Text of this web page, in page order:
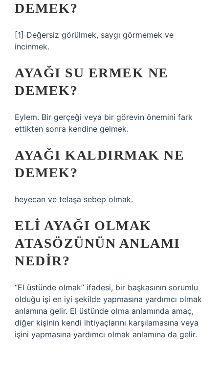
DEMEK?
[1] Değersiz görülmek, saygı görmemek ve
incinmek.
AYAĞI SU ERMEK NE
DEMEK?
Eylem. Bir gerçeği veya bir görevin önemini fark
ettikten sonra kendine gelmek.
AYAĞI KALDIRMAK NE
DEMEK?
heyecan ve telaşa sebep olmak.
ELI AYAĞI OLMAK
ATASÖZÜNÜN ANLAMI
NEDIR?
“El üstünde olmak” ifadesi, bir başkasının sorumlu
olduğu işi en iyi şekilde yapmasına yardımcı olmak
anlamına gelir. El üstünde olma anlamında amaç,
diğer kişinin kendi ihtiyaçlarını karşılamasına veya
işini yapmasına yardımcı olmak anlamına da gelir.